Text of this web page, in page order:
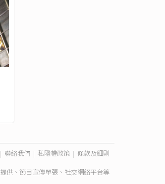
| 聯絡我們 | 私隱權政策 | 條款及細則
供、節目宣傳單張、社交網絡平台等